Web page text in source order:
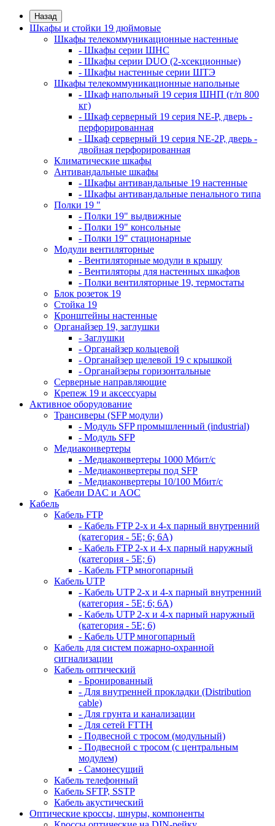
Назад
Шкафы и стойки 19 дюймовые
Шкафы телекоммуникационные настенные
- Шкафы серии ШНС
- Шкафы серии DUO (2-хсекционные)
- Шкафы настенные серии ШТЭ
Шкафы телекоммуникационные напольные
- Шкаф напольный 19 серия ШНП (г/п 800
кг)
- Шкаф серверный 19 серия NE-P, дверь -
перфорированная
- Шкаф серверный 19 серия NE-2P, дверь -
двойная перфорированная
Климатические шкафы
Антивандальные шкафы
- Шкафы антивандальные 19 настенные
- Шкафы антивандальные пенального типа
Полки 19 "
- Полки 19" выдвижные
- Полки 19" консольные
- Полки 19" стационарные
Модули вентиляторные
- Вентиляторные модули в крышу
- Вентиляторы для настенных шкафов
- Полки вентиляторные 19, термостаты
Блок розеток 19
Стойка 19
Кронштейны настенные
Органайзер 19, заглушки
- Заглушки
- Органайзер кольцевой
- Органайзер щелевой 19 с крышкой
- Органайзеры горизонтальные
Серверные направляющие
Крепеж 19 и аксессуары
Активное оборудование
Трансиверы (SFP модули)
- Модуль SFP промышленный (industrial)
- Модуль SFP
Медиаконвертеры
- Медиаконвертеры 1000 Мбит/с
- Медиаконвертеры под SFP
- Медиаконвертеры 10/100 Мбит/с
Кабели DAC и AOC
Кабель
Кабель FTP
- Кабель FTP 2-х и 4-х парный внутренний
(категория - 5Е; 6; 6А)
- Кабель FTP 2-х и 4-х парный наружный
(категория - 5Е; 6)
- Кабель FTP многопарный
Кабель UTP
- Кабель UTP 2-х и 4-х парный внутренний
(категория - 5Е; 6; 6А)
- Кабель UTP 2-х и 4-х парный наружный
(категория - 5Е; 6)
- Кабель UTP многопарный
Кабель для систем пожарно-охранной
сигнализации
Кабель оптический
- Бронированный
- Для внутренней прокладки (Distribution
cable)
- Для грунта и канализации
- Для сетей FTTH
- Подвесной с тросом (модульный)
- Подвесной с тросом (с центральным
модулем)
- Самонесущий
Кабель телефонный
Кабель SFTP, SSTP
Кабель акустический
Оптические кроссы, шнуры, компоненты